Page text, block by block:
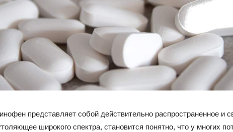
представляет собой действительно распространенное и
широкого спектра, становится понятно, что у многих